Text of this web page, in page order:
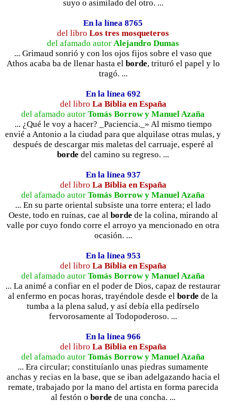
suyo o asimilado del otro. ...
En la línea 8765
del libro Los tres mosqueteros
del afamado autor Alejandro Dumas
... Grimaud sonrió y con los ojos fijos sobre el vaso que
Athos acaba ba de llenar hasta el borde, trituró el papel y lo
tragó. ...
En la línea 692
del libro La Biblia en España
del afamado autor Tomás Borrow y Manuel Azaña
... ¿Qué le voy a hacer? _Paciencia._» Al mismo tiempo
envié a Antonio a la ciudad para que alquilase otras mulas, y
después de descargar mis maletas del carruaje, esperé al
borde del camino su regreso. ...
En la línea 937
del libro La Biblia en España
del afamado autor Tomás Borrow y Manuel Azaña
... En su parte oriental subsiste una torre entera; el lado
Oeste, todo en ruinas, cae al borde de la colina, mirando al
valle por cuyo fondo corre el arroyo ya mencionado en otra
ocasión. ...
En la línea 953
del libro La Biblia en España
del afamado autor Tomás Borrow y Manuel Azaña
... La animé a confiar en el poder de Dios, capaz de restaurar
al enfermo en pocas horas, trayéndole desde el borde de la
tumba a la plena salud, y así debía ella pedírselo
fervorosamente al Todopoderoso. ...
En la línea 966
del libro La Biblia en España
del afamado autor Tomás Borrow y Manuel Azaña
... Era circular; constituíanlo unas piedras sumamente
anchas y recias en la base, que se iban adelgazando hacia el
remate, trabajado por la mano del artista en forma parecida
al festón o borde de una concha. ...